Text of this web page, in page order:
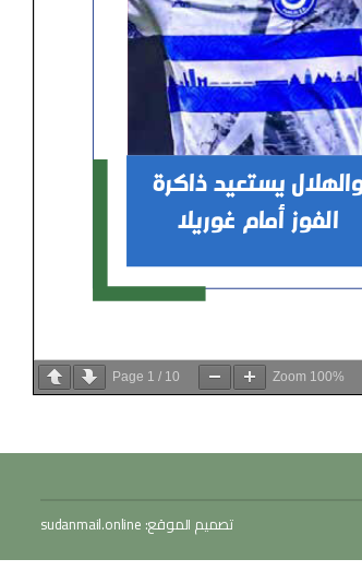
Page 1 / 10 Zoom 100%
تصميم الموقع: sudanmail.online